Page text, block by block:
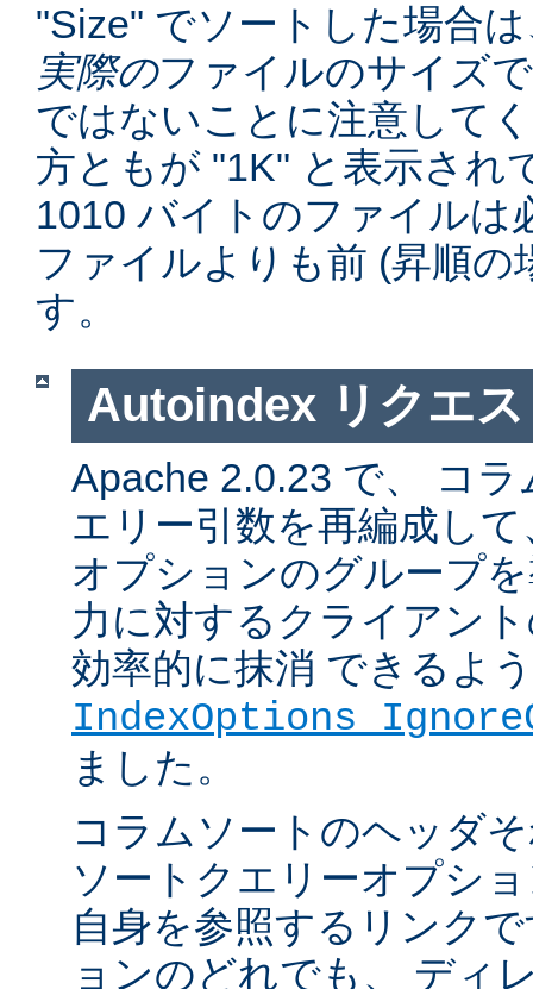
"Size" でソートした場合
実際のファイルのサイズ
ではないことに注意して
方ともが "1K" と表示され
1010 バイトのファイルは
ファイルよりも前 (昇順の
す。
Autoindex リクエ
Apache 2.0.23 で、 コ
エリー引数を再編成し
オプションのグループ
力に対するクライアン
効率的に抹消 できるよ
IndexOptions
ました。
コラムソートのヘッダ
ソートクエリーオプシ
自身を参照するリンク
ョンのどれでも、 ディ